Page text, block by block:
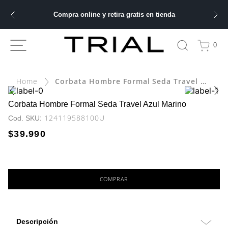
Compra online y retira gratis en tienda
0
Corbata Hombre Formal Seda Travel Azul Marino
Corbata Hombre Formal Seda Travel Azul Marino
: 124119588100U
$39.990
COMPRAR
Descripción
BUSCADOS